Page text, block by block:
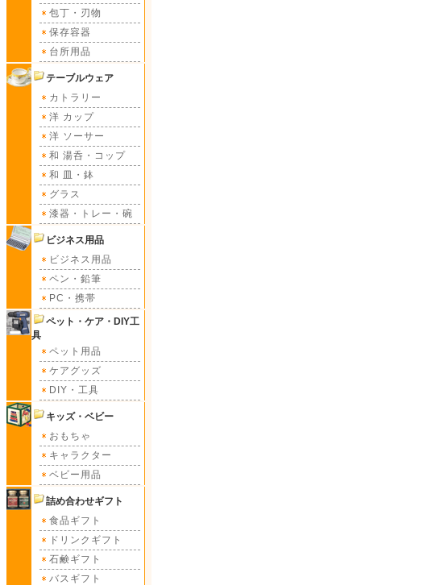
包丁・刃物
保存容器
台所用品
テーブルウェア
カトラリー
洋 カップ
洋 ソーサー
和 湯呑・コップ
和 皿・鉢
グラス
漆器・トレー・碗
ビジネス用品
ビジネス用品
ペン・鉛筆
PC・携帯
ペット・ケア・DIY工
具
ペット用品
ケアグッズ
DIY・工具
キッズ・ベビー
おもちゃ
キャラクター
ベビー用品
詰め合わせギフト
食品ギフト
ドリンクギフト
石鹸ギフト
バスギフト